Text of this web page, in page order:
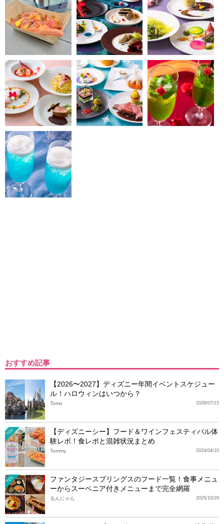
おすすめ記事
【2026〜2027】ディズニー年間イベントスケジュー
ル！ハロウィンはいつから？
2026/07/15
Tomo
TDS
【ディズニーシー】フード＆ワインフェスティバル体
験レポ！食レポと混雑状況まとめ
2024/04/10
Tommy
TDS
ファンタジースプリングスのフード一覧！食事メニュ
ーからスーベニア付きメニューまで完全網羅
2025/10/29
るんにゃん